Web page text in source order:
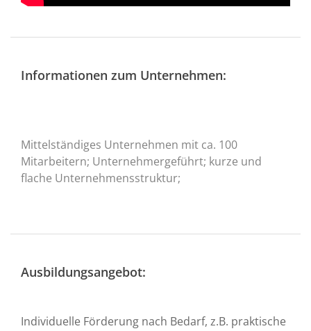
Informationen zum Unternehmen:
Mittelständiges Unternehmen mit ca. 100
Mitarbeitern; Unternehmergeführt; kurze und
flache Unternehmensstruktur;
Ausbildungsangebot:
Individuelle Förderung nach Bedarf, z.B. praktische